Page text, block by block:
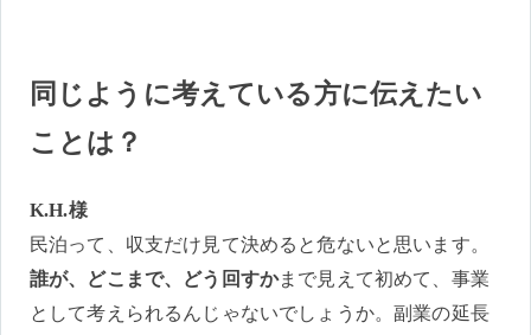
同じように考えている方に伝えたい
ことは？
K.H.様
民泊って、収支だけ見て決めると危ないと思います。
誰が、どこまで、どう回すかまで見えて初めて、事業
として考えられるんじゃないでしょうか。副業の延長